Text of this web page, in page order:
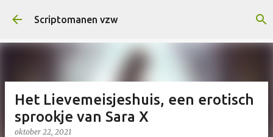
Doorgaan naar hoofdcontent
Scriptomanen vzw
Het Lievemeisjeshuis, een erotisch
sprookje van Sara X
oktober 22, 2021